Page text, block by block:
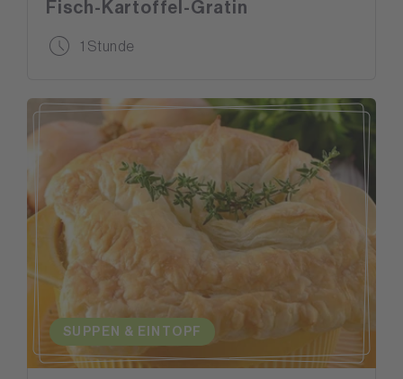
Fisch-Kartoffel-Gratin
1 Stunde
SUPPEN & EINTOPF